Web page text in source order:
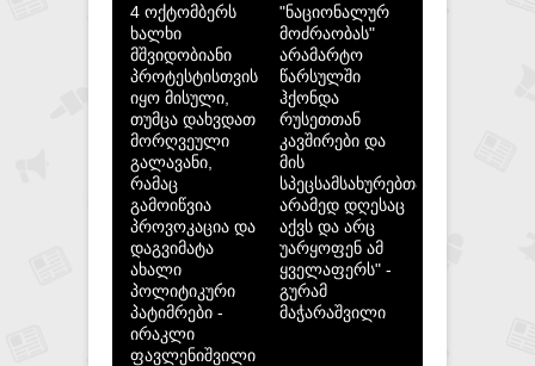
4 ოქტომბერს
ხალხი
მშვიდობიანი
პროტესტისთვის
იყო მისული,
თუმცა დახვდათ
მორღვეული
გალავანი,
რამაც
გამოიწვია
პროვოკაცია და
დაგვიმატა
ახალი
პოლიტიკური
პატიმრები -
ირაკლი
ფავლენიშვილი
"ნაციონალურ
მოძრაობას"
არამარტო
წარსულში
ჰქონდა
რუსეთთან
კავშირები და
მის
სპეცსამსახურებთან,
არამედ დღესაც
აქვს და არც
უარყოფენ ამ
ყველაფერს" -
გურამ
მაჭარაშვილი